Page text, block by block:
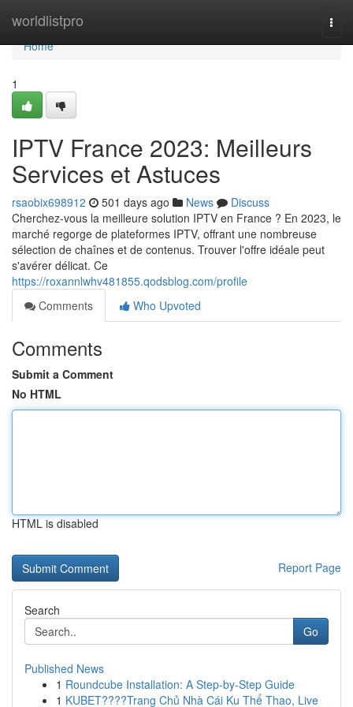
worldlistpro
Home
Home
1
IPTV France 2023: Meilleurs
Services et Astuces
rsaobix698912 501 days ago News
Discuss
Cherchez-vous la meilleure solution IPTV en France ? En 2023, le
marché regorge de plateformes IPTV, offrant une nombreuse
sélection de chaînes et de contenus. Trouver l'offre idéale peut
s'avérer délicat. Ce
https://roxannlwhv481855.qodsblog.com/profile
Comments
Who Upvoted
Comments
Submit a Comment
No HTML
HTML is disabled
Report Page
Search
Go
Published News
1 Roundcube Installation: A Step-by-Step Guide
1 KUBET????️Trang Chủ Nhà Cái Ku Thể Thao, Live